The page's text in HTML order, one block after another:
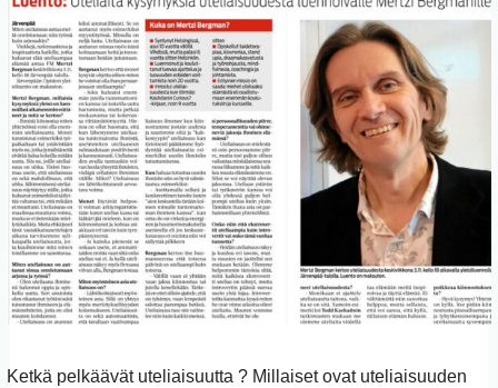
Ketkä pelkäävät uteliaisuutta ? Millaiset ovat uteliaisuuden